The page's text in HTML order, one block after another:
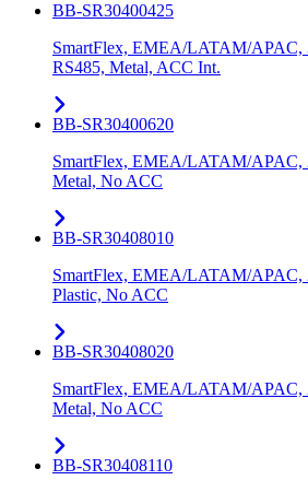
BB-SR30400425
SmartFlex, EMEA/LATAM/APAC,
RS485, Metal, ACC Int.
BB-SR30400620
SmartFlex, EMEA/LATAM/APAC,
Metal, No ACC
BB-SR30408010
SmartFlex, EMEA/LATAM/APAC,
Plastic, No ACC
BB-SR30408020
SmartFlex, EMEA/LATAM/APAC,
Metal, No ACC
BB-SR30408110